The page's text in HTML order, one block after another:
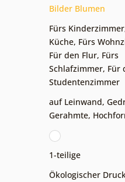
Bilder Blumen
Fürs Kinderzimmer
Küche, Fürs
Für den Flur, Fürs
Schlafzimmer, Für
Studentenzimmer
auf Leinwand,
Gerahmte,
1-teilige
Ökologischer